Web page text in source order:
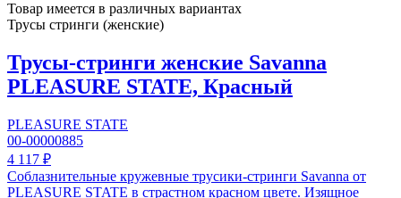
Товар имеется в различных вариантах
Трусы стринги (женские)
Трусы-стринги женские Savanna
PLEASURE STATE, Красный
PLEASURE STATE
00-00000885
4 117 ₽
Соблазнительные кружевные трусики-стринги Savanna от
PLEASURE STATE в страстном красном цвете. Изящное